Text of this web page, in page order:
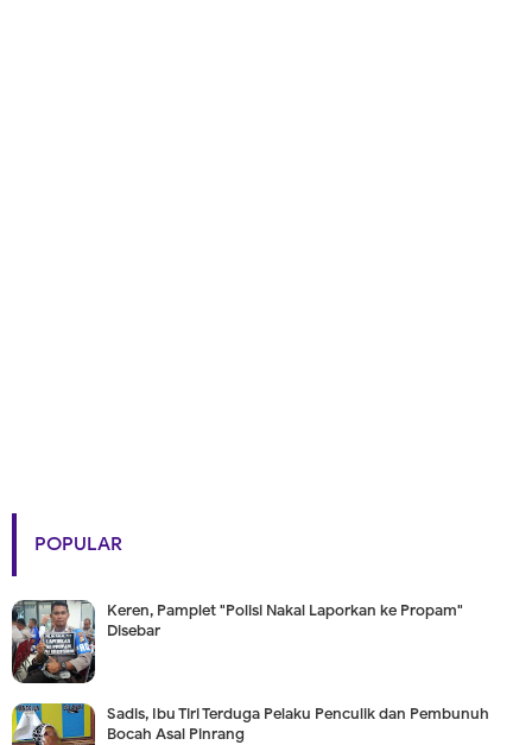
POPULAR
Keren, Pamplet "Polisi Nakal Laporkan ke Propam"
Disebar
Sadis, Ibu Tiri Terduga Pelaku Penculik dan Pembunuh
Bocah Asal Pinrang